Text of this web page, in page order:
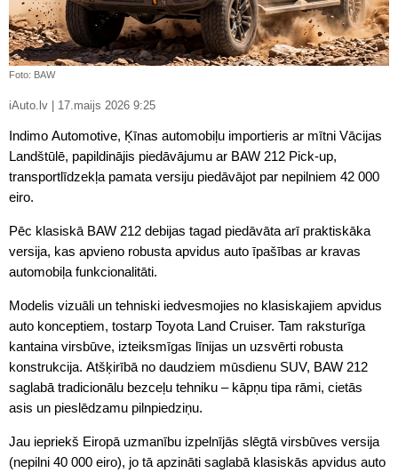
Foto: BAW
iAuto.lv | 17.maijs 2026 9:25
Indimo Automotive, Ķīnas automobiļu importieris ar mītni Vācijas
Landštūlē, papildinājis piedāvājumu ar BAW 212 Pick-up,
transportlīdzekļa pamata versiju piedāvājot par nepilniem 42 000
eiro.
Pēc klasiskā BAW 212 debijas tagad piedāvāta arī praktiskāka
versija, kas apvieno robusta apvidus auto īpašības ar kravas
automobiļa funkcionalitāti.
Modelis vizuāli un tehniski iedvesmojies no klasiskajiem apvidus
auto konceptiem, tostarp Toyota Land Cruiser. Tam raksturīga
kantaina virsbūve, izteiksmīgas līnijas un uzsvērti robusta
konstrukcija. Atšķirībā no daudziem mūsdienu SUV, BAW 212
saglabā tradicionālu bezceļu tehniku – kāpņu tipa rāmi, cietās
asis un pieslēdzamu pilnpiedziņu.
Jau iepriekš Eiropā uzmanību izpelnījās slēgtā virsbūves versija
(nepilni 40 000 eiro), jo tā apzināti saglabā klasiskās apvidus auto